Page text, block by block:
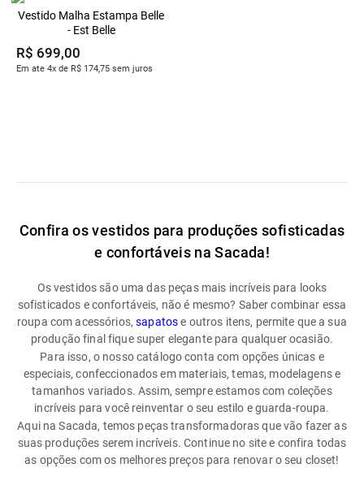
Vestido Malha Estampa Belle
- Est Belle
R$ 699,00
Em ate 4x de R$ 174,75 sem juros
Confira os vestidos para produções sofisticadas
e confortáveis na Sacada!
Os vestidos são uma das peças mais incríveis para looks
sofisticados e confortáveis, não é mesmo? Saber combinar essa
roupa com acessórios,sapatose outros itens, permite que a sua
produção final fique super elegante para qualquer ocasião.
Para isso, o nosso catálogo conta com opções únicas e
especiais, confeccionados em materiais, temas, modelagens e
tamanhos variados. Assim, sempre estamos com coleções
incríveis para você reinventar o seu estilo e guarda-roupa.
Aqui na Sacada, temos peças transformadoras que vão fazer as
suas produções serem incríveis. Continue no site e confira todas
as opções com os melhores preços para renovar o seu closet!